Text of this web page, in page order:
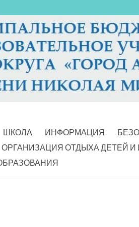
ШКОЛА ИНФОРМАЦИЯ
ОРГАНИЗАЦИЯ ОТДЫХА ДЕТЕЙ